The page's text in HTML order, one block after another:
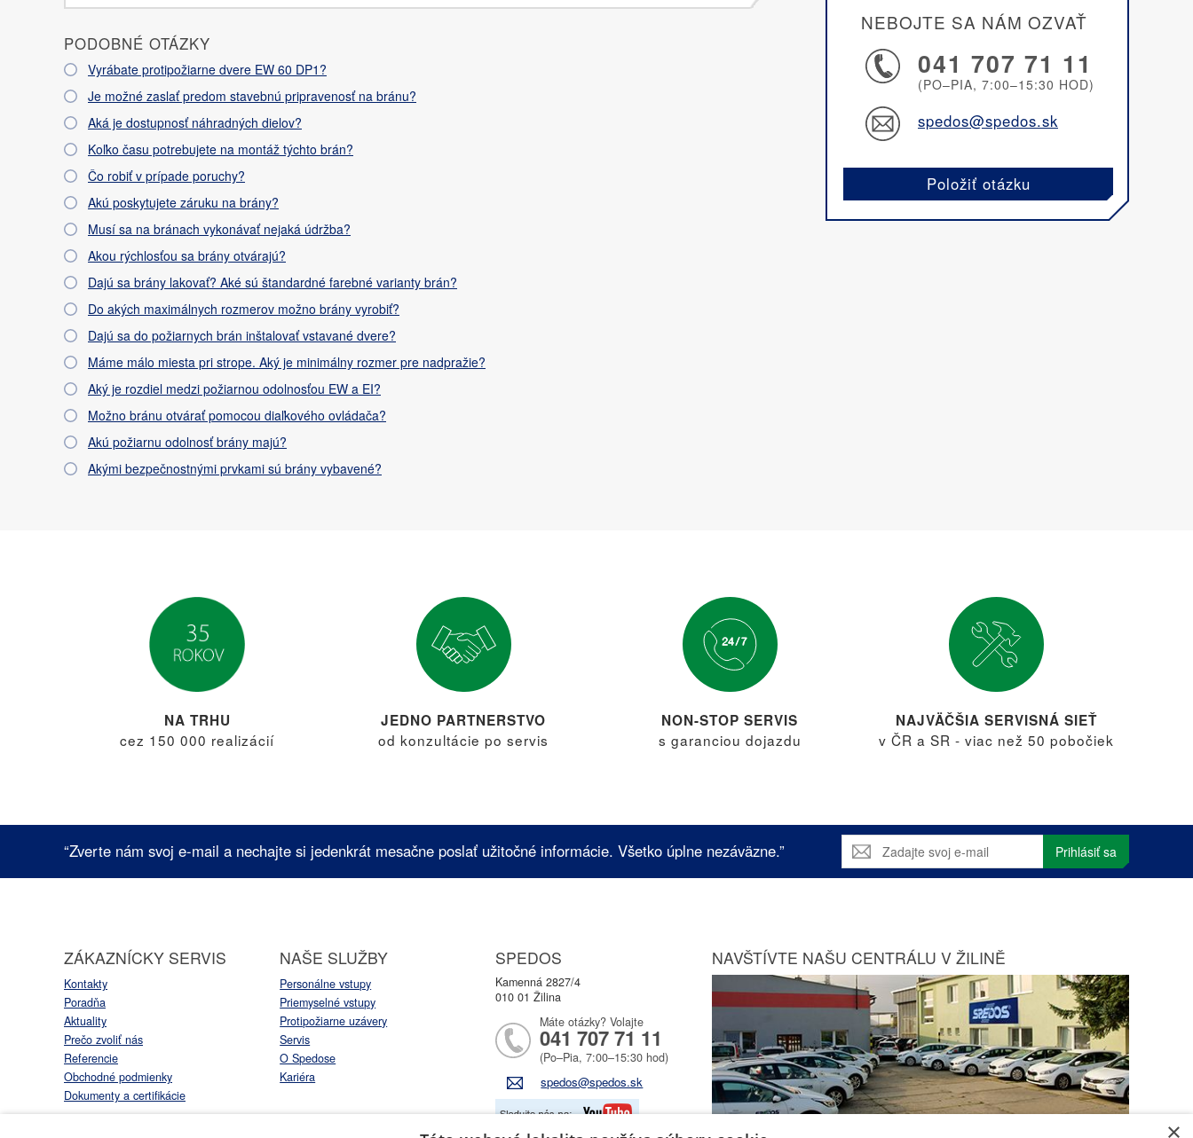
PODOBNÉ OTÁZKY
Vyrábate protipožiarne dvere EW 60 DP1?
Je možné zaslať predom stavebnú pripravenosť na bránu?
Aká je dostupnosť náhradných dielov?
Koľko času potrebujete na montáž týchto brán?
Čo robiť v prípade poruchy?
Akú poskytujete záruku na brány?
Musí sa na bránach vykonávať nejaká údržba?
Akou rýchlosťou sa brány otvárajú?
Dajú sa brány lakovať? Aké sú štandardné farebné varianty brán?
Do akých maximálnych rozmerov možno brány vyrobiť?
Dajú sa do požiarnych brán inštalovať vstavané dvere?
Máme málo miesta pri strope. Aký je minimálny rozmer pre nadpražie?
Aký je rozdiel medzi požiarnou odolnosťou EW a EI?
Možno bránu otvárať pomocou diaľkového ovládača?
Akú požiarnu odolnosť brány majú?
Akými bezpečnostnými prvkami sú brány vybavené?
NEBOJTE SA NÁM OZVAŤ
041 707 71 11
(PO–PIA, 7:00–15:30 HOD)
spedos@spedos.sk
Položiť otázku
NA TRHU
cez 150 000 realizácií
JEDNO PARTNERSTVO
od konzultácie po servis
NON-STOP SERVIS
s garanciou dojazdu
NAJVÄČŠIA SERVISNÁ SIEŤ
v ČR a SR - viac než 50 pobočiek
“Zverte nám svoj e-mail a nechajte si jedenkrát mesačne poslať užitočné informácie. Všetko úplne nezáväzne.” Prihlásiť sa
ZÁKAZNÍCKY SERVIS
Kontakty
Poradňa
Aktuality
Prečo zvoliť nás
Referencie
Obchodné podmienky
Dokumenty a certifikácie
NAŠE SLUŽBY
Personálne vstupy
Priemyselné vstupy
Protipožiarne uzávery
Servis
O Spedose
Kariéra
SPEDOS
Kamenná 2827/4
010 01 Žilina
Máte otázky? Volajte
041 707 71 11
(Po–Pia, 7:00–15:30 hod)
spedos@spedos.sk
NAVŠTÍVTE NAŠU CENTRÁLU V ŽILINĚ
×